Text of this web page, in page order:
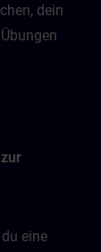
dein
eine